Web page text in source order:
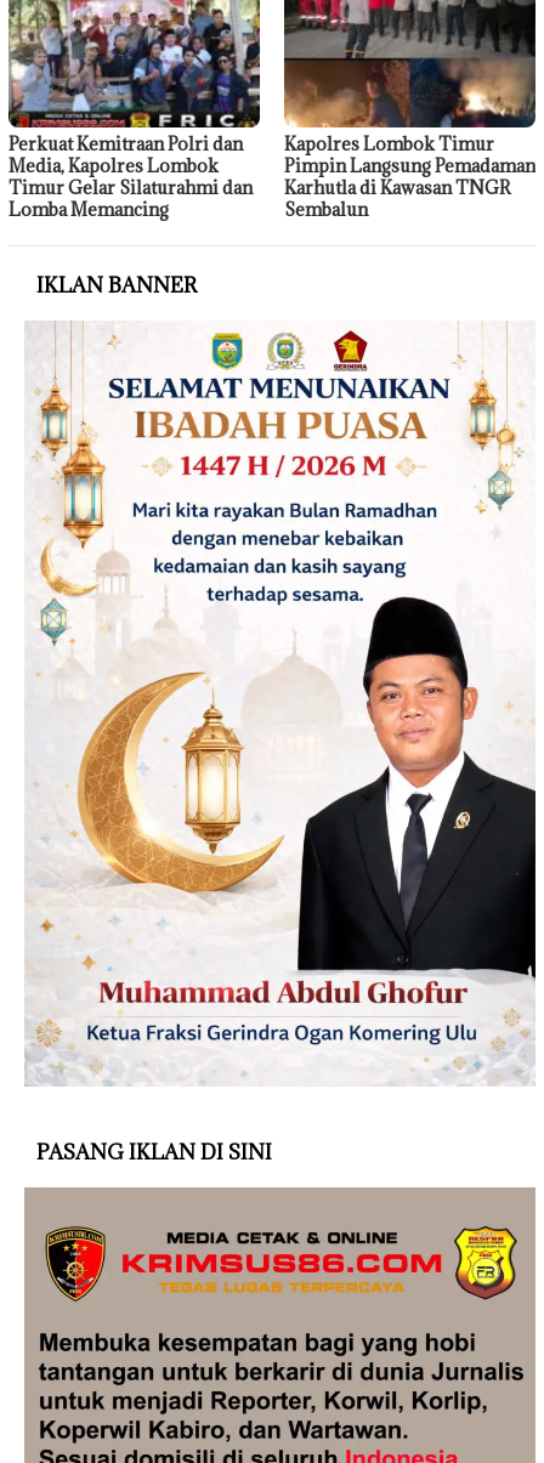
Perkuat Kemitraan Polri dan
Media, Kapolres Lombok
Timur Gelar Silaturahmi dan
Lomba Memancing
Kapolres Lombok Timur
Pimpin Langsung Pemadaman
Karhutla di Kawasan TNGR
Sembalun
IKLAN BANNER
PASANG IKLAN DI SINI